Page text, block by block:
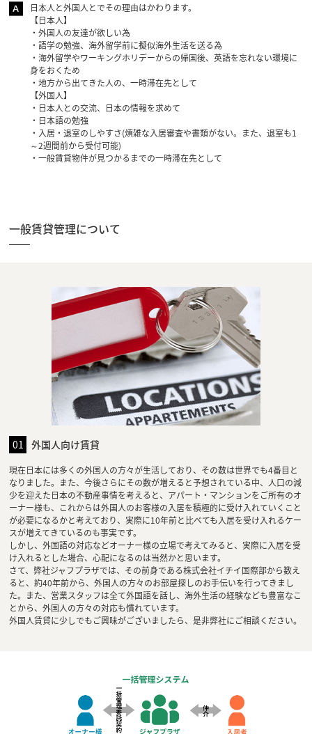
日本人と外国人とでその理由はかわります。
【日本人】
・外国人の友達が欲しい為
・語学の勉強、海外留学前に擬似海外生活を送る為
・海外留学やワーキングホリデーからの帰国後、英語を忘れない環境に
身をおくため
・地方から出てきた人の、一時滞在先として
【外国人】
・日本人との交流、日本の情報を求めて
・日本語の勉強
・入居・退室のしやすさ(煩雑な入居審査や書類がない。また、退室も1
～2週間前から受付可能)
・一般賃貸物件が見つかるまでの一時滞在先として
一般賃貸管理について
01 外国人向け賃貸
現在日本には多くの外国人の方々が生活しており、その数は世界でも4番目と
なりました。また、今後さらにその数が増えると予想されている中、人口の減
少を迎えた日本の不動産事情を考えると、アパート・マンションをご所有のオ
ーナー様も、これからは外国人のお客様の入居を積極的に受け入れていくこと
が必要になるかと考えており、実際に10年前と比べても入居を受け入れるケー
スが増えてきているのも事実です。
しかし、外国語の対応などオーナー様の立場で考えてみると、実際に入居を受
け入れるとした場合、心配になるのは当然かと思います。
さて、弊社ジャフプラザでは、その前身である株式会社イチイ国際部から数え
ると、約40年前から、外国人の方々のお部屋探しのお手伝いを行ってきまし
た。また、営業スタッフは全て外国語を話し、海外生活の経験なども豊富なこ
とから、外国人の方々の対応も慣れています。
外国人賃貸に少しでもご興味がございましたら、是非弊社にご相談ください。